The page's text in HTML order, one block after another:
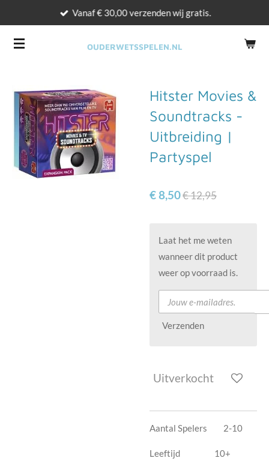
naar
OUDERWETSSPELEN.NL
Vanaf € 30,00 verzenden wij gratis.
Hitster Movies &
Soundtracks -
Uitbreiding |
Partyspel
€ 8,50€ 12,95
Laat het me weten
wanneer dit product
weer op voorraad is.
Verzenden
Uitverkocht
Aantal Spelers 2-10
Leeftijd 10+